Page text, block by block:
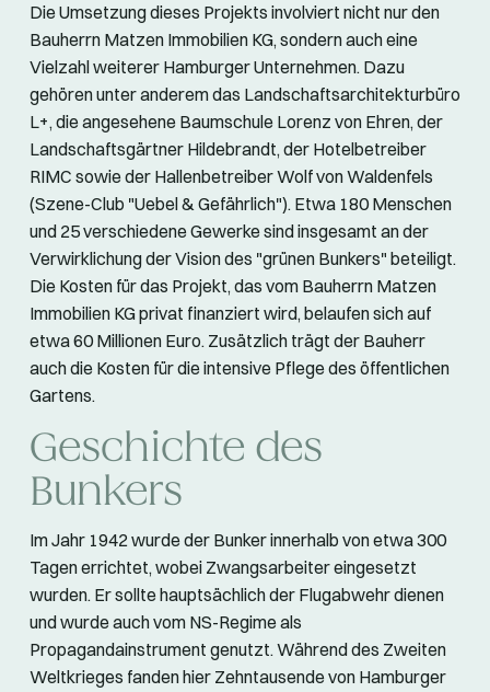
Die Umsetzung dieses Projekts involviert nicht nur den
Bauherrn Matzen Immobilien KG, sondern auch eine
Vielzahl weiterer Hamburger Unternehmen. Dazu
gehören unter anderem das Landschaftsarchitekturbüro
L+, die angesehene Baumschule Lorenz von Ehren, der
Landschaftsgärtner Hildebrandt, der Hotelbetreiber
RIMC sowie der Hallenbetreiber Wolf von Waldenfels
(Szene-Club "Uebel & Gefährlich"). Etwa 180 Menschen
und 25 verschiedene Gewerke sind insgesamt an der
Verwirklichung der Vision des "grünen Bunkers" beteiligt.
Die Kosten für das Projekt, das vom Bauherrn Matzen
Immobilien KG privat finanziert wird, belaufen sich auf
etwa 60 Millionen Euro. Zusätzlich trägt der Bauherr
auch die Kosten für die intensive Pflege des öffentlichen
Gartens.
Geschichte des
Bunkers
Im Jahr 1942 wurde der Bunker innerhalb von etwa 300
Tagen errichtet, wobei Zwangsarbeiter eingesetzt
wurden. Er sollte hauptsächlich der Flugabwehr dienen
und wurde auch vom NS-Regime als
Propagandainstrument genutzt. Während des Zweiten
Weltkrieges fanden hier Zehntausende von Hamburger